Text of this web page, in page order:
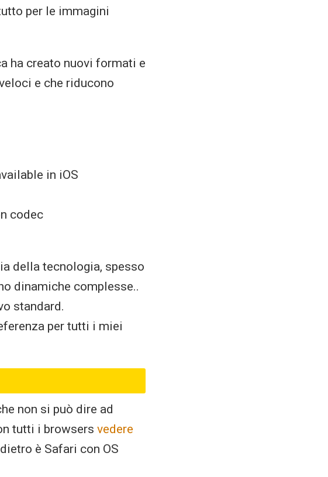
per le immagini
ha creato nuovi formati e
e che riducono
in iOS
codec
della tecnologia, spesso
dinamiche complesse..
standard.
per tutti i miei
non si può dire ad
tutti i browsers vedere
è Safari con OS